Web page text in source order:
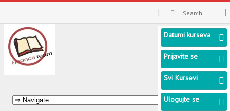
Datumi kurseva
Prijavite se
Svi Kursevi
Ulogujte se